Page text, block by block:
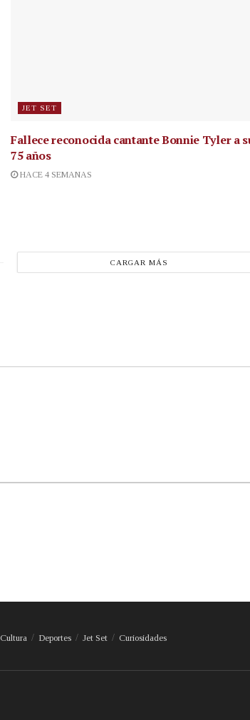
JET SET
Fallece reconocida cantanteBonnie Tyler a
75 años
HACE 4 SEMANAS
CARGAR MÁS
Cultura Deportes Jet Set Curiosidades